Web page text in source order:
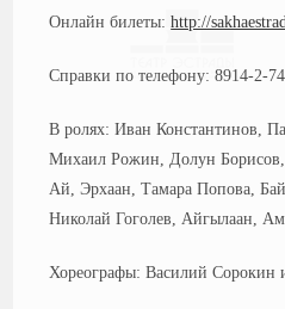
Онлайн билеты:http://
Справки по телефону: 8914-2-
В ролях: Иван Константинов,
Михаил Рожин, Долун
Ай, Эрхаан, Тамара Попова,
Николай Гоголев, Айгылаан,
Хореографы: Василий Сорокин